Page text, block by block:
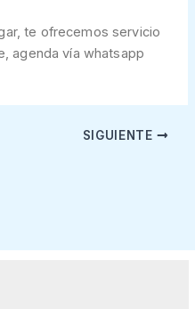
te ofrecemos servicio
agenda vía whatsapp
SIGUIENTE